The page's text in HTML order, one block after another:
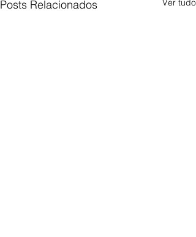
Posts Relacionados Ver tudo